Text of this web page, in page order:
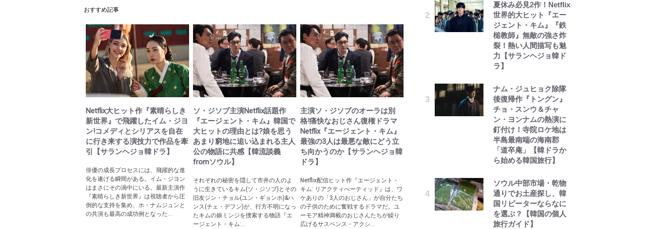
おすすめ記事
Netflix大ヒット作『素晴らしき
新世界』で飛躍したイム・ジヨ
ン!コメディとシリアスを自在
に行き来する演技力で作品を牽
引【サランヘジョ韓ドラ】
俳優の成長プロセスには、飛躍的な進
化を遂げる瞬間がある。イム・ジヨン
はまさにその渦中にいる。最新主演作
『素晴らしき新世界』は視聴者から圧
倒的な支持を集め、ホ・ナムジュンと
の共演も最高の成功例となった...
ソ・ジソブ主演Netflix話題作
『エージェント・キム』韓国で
大ヒットの理由とは?娘を思う
あまり窮地に追い込まれる主人
公の物語に共感【韓流談義
fromソウル】
それぞれの秘密を隠して市井の人のよ
うに生きているキム(ソ・ジソブ)とその
旧友ジン・チョル(ユン・ギョンホ)&ハ
ンス(チェ・デフン)が、行方不明になっ
たキムの娘ミンジを捜索する物語『エ
ージェント・キム:...
主演ソ・ジソブのオーラは別
格!痛快なおじさん復権ドラマ
Netflix『エージェント・キム』
最強の3人は最悪な敵にどう立
ち向かうのか【サランヘジョ韓
ドラ】
Netflix配信ヒット作『エージェント・
キム: リアクティべーティッド』は、ワ
ケありの「3人のおじさん」が自分たち
の子供のために奮戦するドラマだ。ユ
ーモア精神満載のおじさんたちが繰り
広げるサスペンス・アクシ...
夏休み必見2作！Netflix
世界的大ヒット『エー
ジェント・キム』『鉄
槌教師』無敵の強さ炸
裂！熱い人間描写も魅
力【サランヘジョ韓ド
ラ】
ナム・ジュヒョク除隊
後復帰作『トングン』
チョ・スンウ＆チャ
ン・ヨンナムの熱演に
釘付け！寺院ロケ地は
半島最南端の海南郡
「道卒庵」【韓ドラか
ら始める韓国旅行】
ソウル中部市場・乾物
通りでお土産探し、韓
国リピーターならなに
を選ぶ？【韓国の個人
旅行ガイド】